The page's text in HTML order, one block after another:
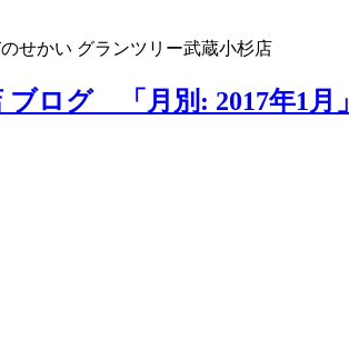
せかい グランツリー武蔵小杉店
ログ 「月別: 2017年1月」